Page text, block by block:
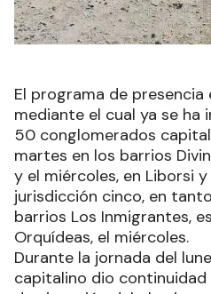
El programa de presencia
mediante el cual ya se ha
50 conglomerados
martes en los barrios
y el miércoles, en Liborsi
jurisdicción cinco, en
barrios Los Inmigrantes,
Orquídeas, el miércoles.
Durante la jornada del
capitalino dio continuidad